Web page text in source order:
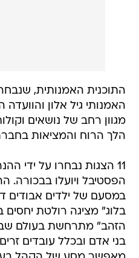
התוכנית האמנותית,
האמנותי גיל אלון
מגוון רחב של נושאים
הלך הרוח והמציאות
11 הצגות נבחרו על ידי
הפסטיבל ויועלו בבכורה.
במסעם של ילדים אבודים
בלוג" מציגה רולטת
הזהב" מתרחשת בעולם
בני אדם ובכלל עובדים